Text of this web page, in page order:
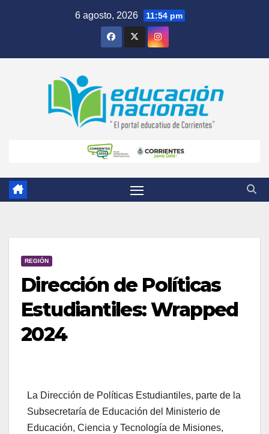
6 agosto, 2026 11:54 pm
REGIÓN
Dirección de Políticas
Estudiantiles: Wrapped
2024
La Dirección de Políticas Estudiantiles, parte de la
Subsecretaría de Educación del Ministerio de
Educación, Ciencia y Tecnología de Misiones,